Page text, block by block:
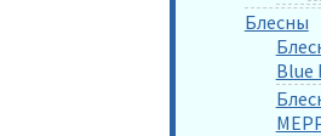
Блесны
Blue